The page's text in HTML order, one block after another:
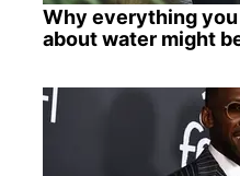
Why everything
about water might